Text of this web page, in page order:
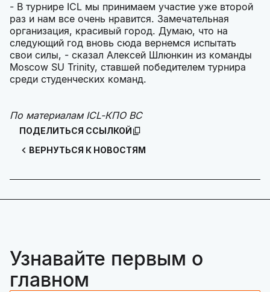
- В турнире ICL мы принимаем участие уже второй
раз и нам все очень нравится. Замечательная
организация, красивый город. Думаю, что на
следующий год вновь сюда вернемся испытать
свои силы, - сказал Алексей Шлюнкин из команды
Moscow SU Trinity, ставшей победителем турнира
среди студенческих команд.
По материалам ICL-КПО ВС
ВЕРНУТЬСЯ К НОВОСТЯМ
ПОДЕЛИТЬСЯ ССЫЛКОЙ
Узнавайте первым о
главном